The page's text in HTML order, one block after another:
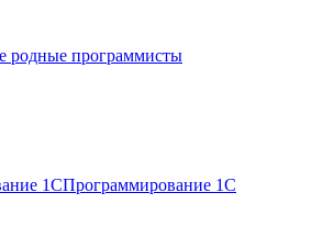
Программирование 1С